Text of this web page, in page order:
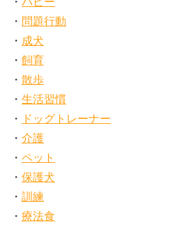
問題行動
成犬
飼育
散歩
生活習慣
ドッグトレーナー
介護
ペット
保護犬
訓練
療法食